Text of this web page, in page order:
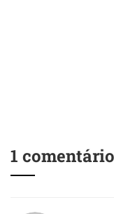
1 comentário